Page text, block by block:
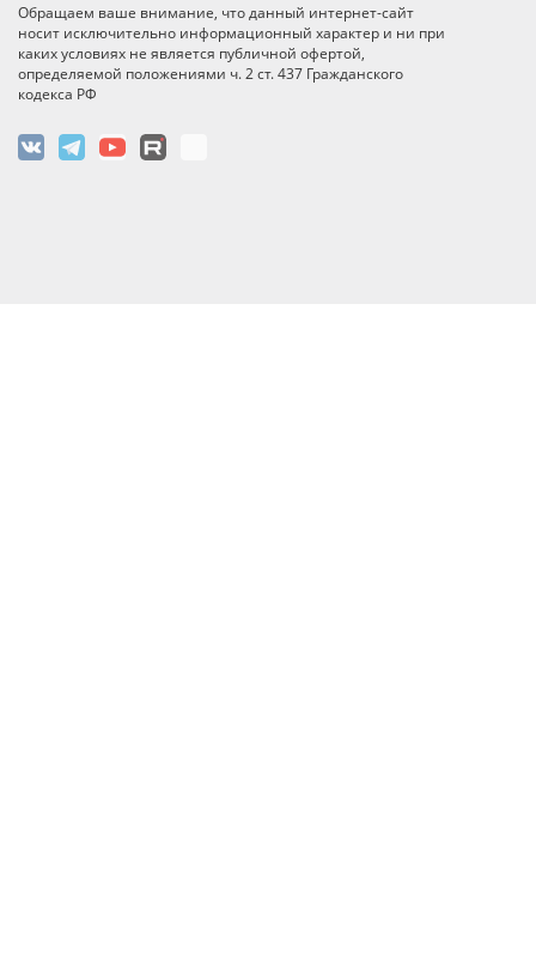
Обращаем ваше внимание, что данный интернет-сайт
носит исключительно информационный характер и ни при
каких условиях не является публичной офертой,
определяемой положениями ч. 2 ст. 437 Гражданского
кодекса РФ